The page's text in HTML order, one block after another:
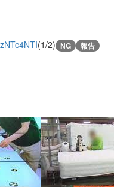
(1/2) NG 報告